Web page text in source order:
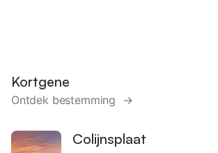
Kortgene
Ontdek bestemming →
Colijnsplaat